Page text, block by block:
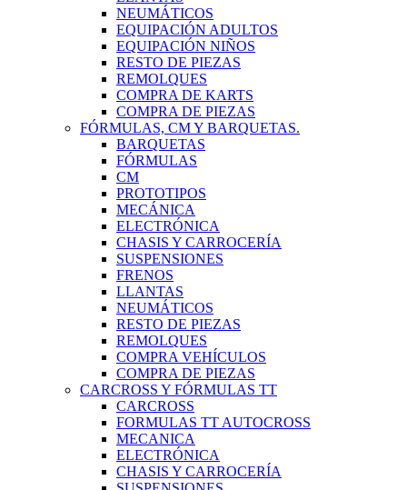
NEUMÁTICOS
EQUIPACIÓN ADULTOS
EQUIPACIÓN NIÑOS
RESTO DE PIEZAS
REMOLQUES
COMPRA DE KARTS
COMPRA DE PIEZAS
FÓRMULAS, CM Y BARQUETAS.
BARQUETAS
FÓRMULAS
CM
PROTOTIPOS
MECÁNICA
ELECTRÓNICA
CHASIS Y CARROCERÍA
SUSPENSIONES
FRENOS
LLANTAS
NEUMÁTICOS
RESTO DE PIEZAS
REMOLQUES
COMPRA VEHÍCULOS
COMPRA DE PIEZAS
CARCROSS Y FÓRMULAS TT
CARCROSS
FORMULAS TT AUTOCROSS
MECANICA
ELECTRÓNICA
CHASIS Y CARROCERÍA